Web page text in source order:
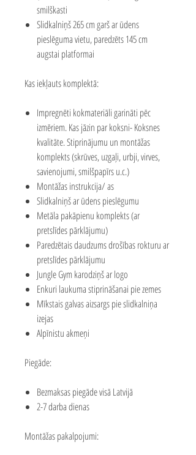
smilškasti
Slidkalniņš 265 cm garš ar ūdens
pieslēguma vietu, paredzēts 145 cm
augstai platformai
Kas iekļauts komplektā:
Impregnēti kokmateriāli garināti pēc
izmēriem. Kas jāzin par koksni-Koksnes
kvalitāte.Stiprinājumu un montāžas
komplekts (skrūves, uzgaļi, urbji, virves,
savienojumi, smilšpapīrs u.c.)
Montāžas instrukcija/ as
Slidkalniņš ar ūdens pieslēgumu
Metāla pakāpienu komplekts (ar
pretslīdes pārklājumu)
Paredzētais daudzums drošības rokturu ar
pretslīdes pārklājumu
Jungle Gym karodziņš ar logo
Enkuri laukuma stiprināšanai pie zemes
Mīkstais galvas aizsargs pie slidkalniņa
izejas
Alpīnistu akmeņi
Piegāde:
Bezmaksas piegāde visā Latvijā
2-7 darba dienas
Montāžas pakalpojumi: